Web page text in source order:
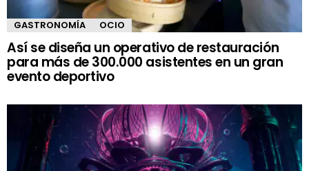
GASTRONOMÍA OCIO
Así se diseña un operativo de restauración
para más de 300.000 asistentes en un gran
evento deportivo